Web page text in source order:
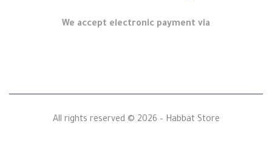
We accept electronic payment via
All rights reserved © 2026 – Habbat Store